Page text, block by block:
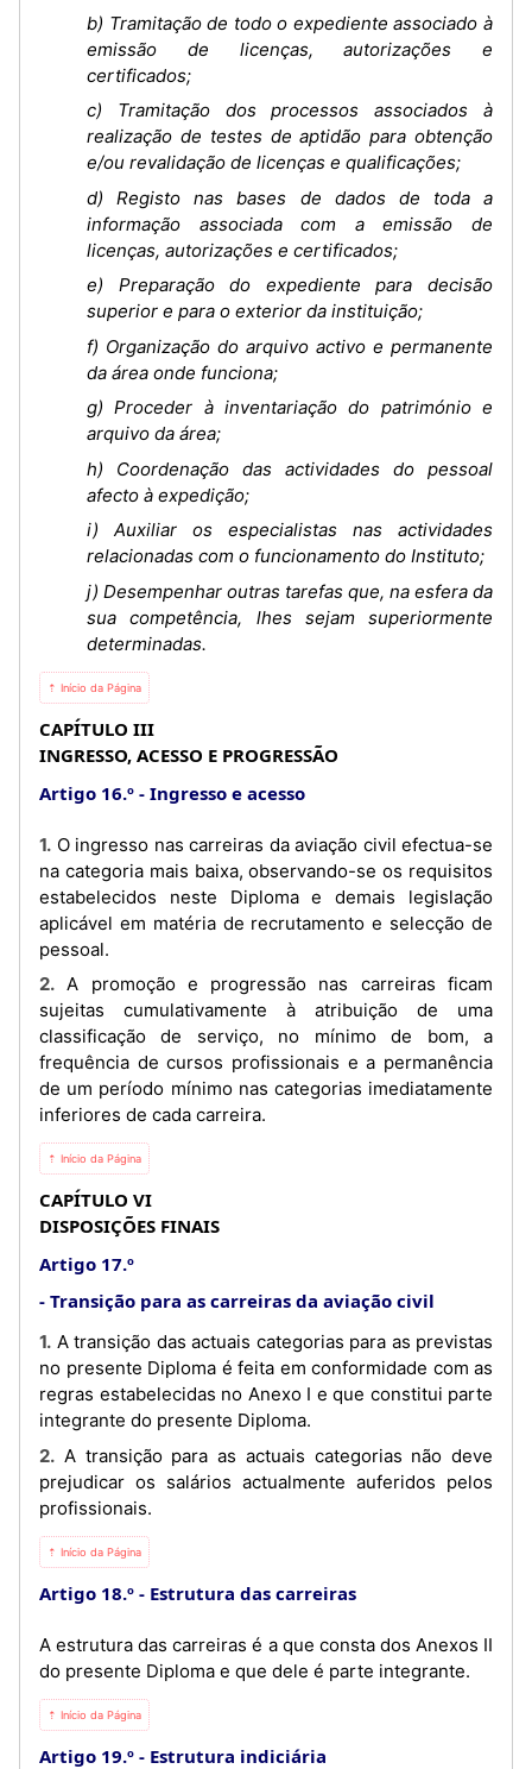
b) Tramitação de todo o expediente associado à
emissão de licenças, autorizações e
certificados;
c) Tramitação dos processos associados à
realização de testes de aptidão para obtenção
e/ou revalidação de licenças e qualificações;
d) Registo nas bases de dados de toda a
informação associada com a emissão de
licenças, autorizações e certificados;
e) Preparação do expediente para decisão
superior e para o exterior da instituição;
f) Organização do arquivo activo e permanente
da área onde funciona;
g) Proceder à inventariação do património e
arquivo da área;
h) Coordenação das actividades do pessoal
afecto à expedição;
i) Auxiliar os especialistas nas actividades
relacionadas com o funcionamento do Instituto;
j) Desempenhar outras tarefas que, na esfera da
sua competência, lhes sejam superiormente
determinadas.
⇡ Início da Página
CAPÍTULO III
INGRESSO, ACESSO E PROGRESSÃO
Artigo 16.º
Ingresso e acesso
1. O ingresso nas carreiras da aviação civil efectua-se
na categoria mais baixa, observando-se os requisitos
estabelecidos neste Diploma e demais legislação
aplicável em matéria de recrutamento e selecção de
pessoal.
2. A promoção e progressão nas carreiras ficam
sujeitas cumulativamente à atribuição de uma
classificação de serviço, no mínimo de bom, a
frequência de cursos profissionais e a permanência
de um período mínimo nas categorias imediatamente
inferiores de cada carreira.
⇡ Início da Página
CAPÍTULO VI
DISPOSIÇÕES FINAIS
Artigo 17.º
Transição para as carreiras da aviação civil
1. A transição das actuais categorias para as previstas
no presente Diploma é feita em conformidade com as
regras estabelecidas no Anexo I e que constitui parte
integrante do presente Diploma.
2. A transição para as actuais categorias não deve
prejudicar os salários actualmente auferidos pelos
profissionais.
⇡ Início da Página
Artigo 18.º Estrutura das carreiras
A estrutura das carreiras é a que consta dos Anexos II
do presente Diploma e que dele é parte integrante.
⇡ Início da Página
Artigo 19.º Estrutura indiciária